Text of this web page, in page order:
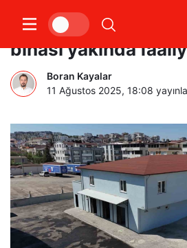
Darıca’da yeni
binası yakında
Boran Kayalar
11 Ağustos 2025, 18:08